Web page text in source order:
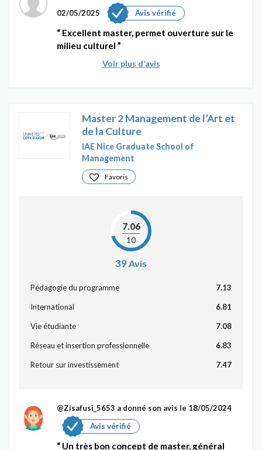
02/05/2025
Avis vérifié
Excellent master, permet ouverture sur le
milieu culturel
Voir plus d’avis
Master 2 Management de l’Art et
de la Culture
IAE Nice Graduate School of
Management
Favoris
7.06
10
39Avis
Pédagogie du programme 7.13
International 6.81
Vie étudiante 7.08
Réseau et insertion professionnelle 6.83
Retour sur investissement 7.47
@Zisafusi_5653 a donné son avis le 18/05/2024
Avis vérifié
Un très bon concept de master, général